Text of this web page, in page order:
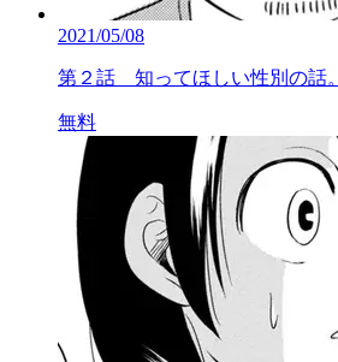
2021/05/08
第２話 知ってほしい性別の話。
無料